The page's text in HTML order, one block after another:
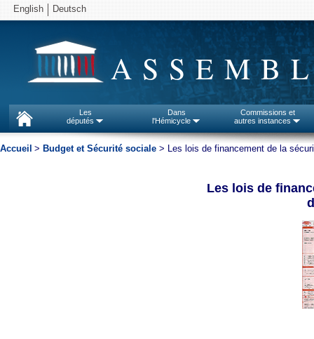
English Deutsch
Les
députés
Dans
l'Hémicycle
Commissions et
autres instances
Accueil > Budget et Sécurité sociale > Les lois de financement de la
Les lois de